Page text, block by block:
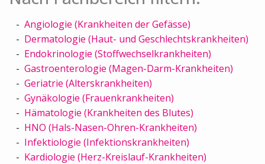
Angiologie (Krankheiten der Gefässe)
Dermatologie (Haut- und Geschlechtskrankheiten)
Endokrinologie (Stoffwechselkrankheiten)
Gastroenterologie (Magen-Darm-Krankheiten)
Geriatrie (Alterskrankheiten)
Gynäkologie (Frauenkrankheiten)
Hämatologie (Krankheiten des Blutes)
HNO (Hals-Nasen-Ohren-Krankheiten)
Infektiologie (Infektionskrankheiten)
Kardiologie (Herz-Kreislauf-Krankheiten)